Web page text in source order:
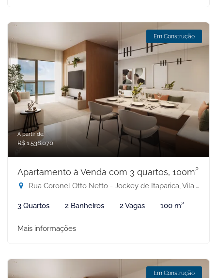
Em Construção
A partir de:
R$ 1.538.070
Apartamento à Venda com 3 quartos, 100m²
Rua Coronel Otto Netto - Jockey de Itaparica, Vila Velha-ES
3 Quartos 2 Banheiros 2 Vagas 100 m²
Mais informações
Em Construção